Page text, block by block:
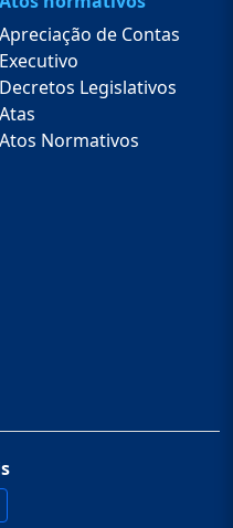
Apreciação de Contas
Executivo
Decretos Legislativos
Atas
Atos Normativos